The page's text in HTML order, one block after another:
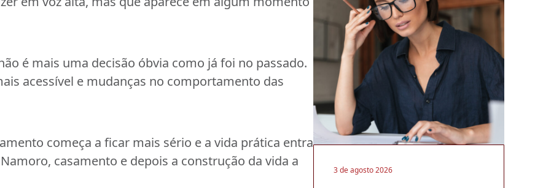
é mais uma decisão óbvia como já foi no passado.
acessível e mudanças no comportamento das
começa a ficar mais sério e a vida prática entra
casamento e depois a construção da vida a
3 de agosto 2026